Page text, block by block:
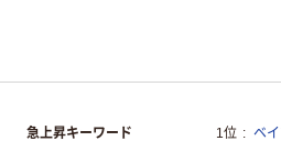
急上昇キーワード 1位 ベ